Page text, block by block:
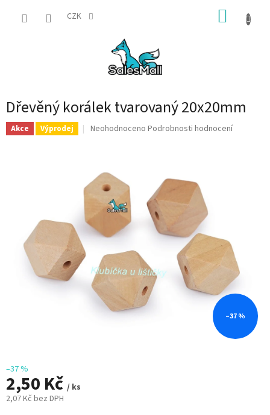
CZK
Dřevěný korálek tvarovaný 20x20mm
Akce Výprodej
Průměrné
0,0
z
5
hvězdiček.
Neohodnoceno Podrobnosti hodnocení
–37 %
–37 %
2,50 Kč / ks
2,07 Kč bez DPH